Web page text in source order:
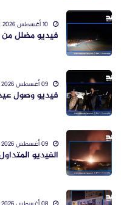
فيديو مضلل من
فيديو وصول
الفيديو